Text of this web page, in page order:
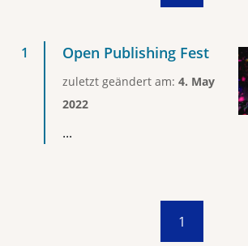
Open Publishing Fest
zuletzt geändert am: 4. May
2022
...
1